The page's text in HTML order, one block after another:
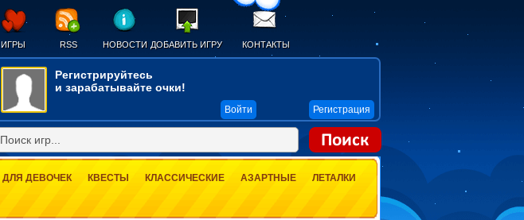
ИГРЫ RSS НОВОСТИ ДОБАВИТЬ ИГРУ КОНТАКТЫ
Регистрируйтесь
и зарабатывайте очки!
Войти Регистрация
ДЛЯ ДЕВОЧЕК КВЕСТЫ КЛАССИЧЕСКИЕ АЗАРТНЫЕ
ЛЕТАЛКИ